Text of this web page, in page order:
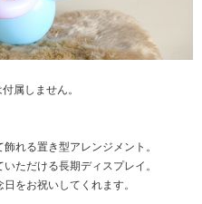
属しません。
れる置き型アレンジメント。
ただける長期ディスプレイ。
をお祝いしてくれます。